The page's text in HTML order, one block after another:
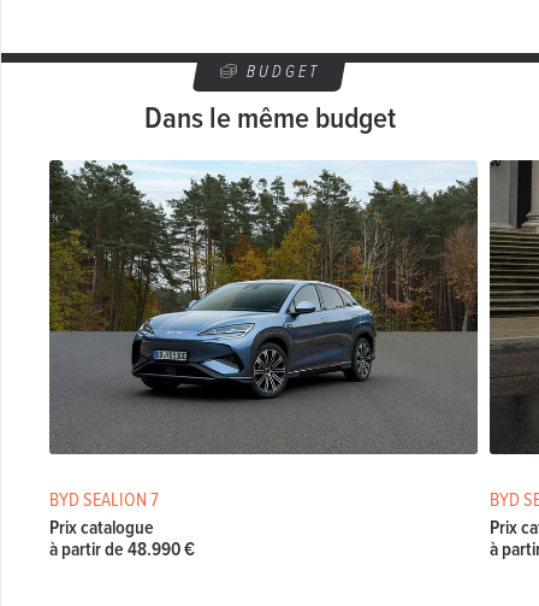
BUDGET
Dans le même budget
BYD SEALION 7
Prix catalogue
à partir de 48.990 €
BYD
Prix
à